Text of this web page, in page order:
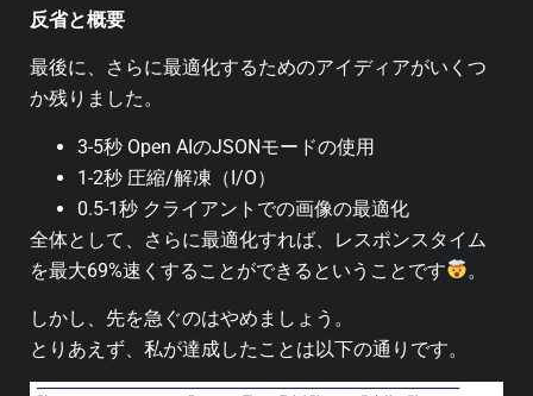
反省と概要
最後に、さらに最適化するためのアイディアがいくつ
か残りました。
3-5秒 Open AIのJSONモードの使用
1-2秒 圧縮/解凍（I/O）
0.5-1秒 クライアントでの画像の最適化
全体として、さらに最適化すれば、レスポンスタイム
を最大69%速くすることができるということです
。
しかし、先を急ぐのはやめましょう。
とりあえず、私が達成したことは以下の通りです。